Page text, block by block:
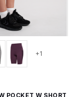
+1
POCKET W SHORT